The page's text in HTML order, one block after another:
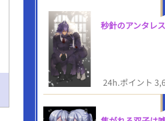
秒針のアンタレス
24h.ポイント